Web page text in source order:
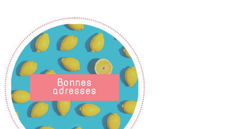
Bonnes
adresses